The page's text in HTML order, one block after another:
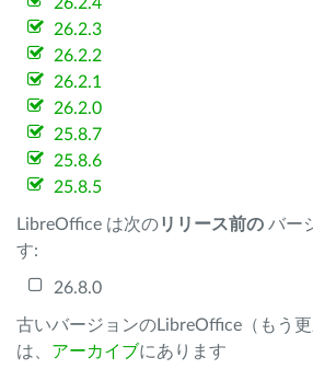
26.2.3
26.2.2
26.2.1
26.2.0
25.8.7
25.8.6
25.8.5
LibreOffice は次のリリース前の バー
す:
26.8.0
古いバージョンのLibreOffice（もう更
は、 アーカイブにあります